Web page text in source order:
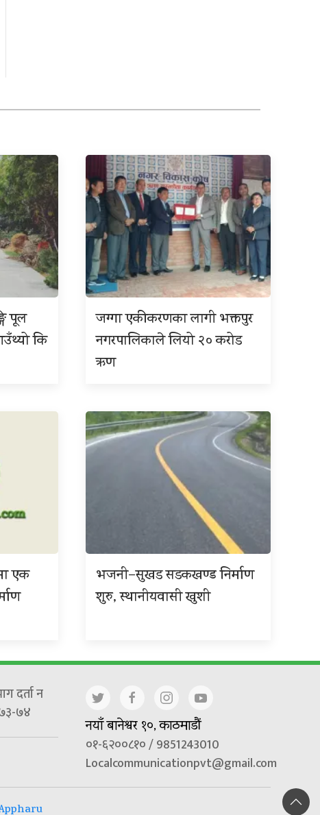
पूल
कि
जग्गा एकीकरणका लागी भक्तपुर
नगरपालिकाले लियो २० करोड
ऋण
एक
भजनी–सुखड सडकखण्ड निर्माण
शुरु, स्थानीयवासी खुशी
दर्ता न
७४
नयाँ बानेश्वर १०, काठमाडौं
०१-६२००८१० / 9851243010
Localcommunicationpvt@gmail.com